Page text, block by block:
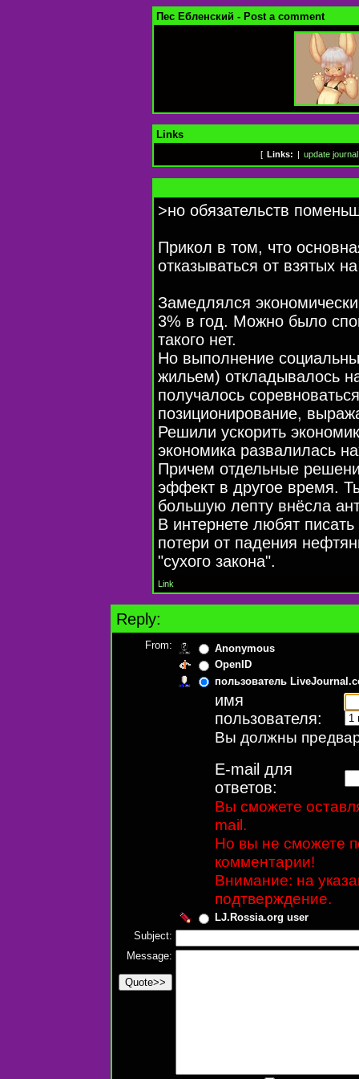
Пес Ебленский - Post a comment
Links
[ Links: update journal
>но обязательств
Прикол в том, что
отказываться от взятых
Замедлялся
3% в год. Можно было
такого нет.
Но выполнение
жильем) откладывалось
получалось
позиционирование,
Решили ускорить
экономика развалилась
Причем отдельные
эффект в другое время.
большую лепту внёсла
В интернете любят
потери от падения
"сухого закона".
Link
Reply:
From:
Anonymous
OpenID
пользователь
имя
пользователя:
Вы должны
E-mail для
ответов:
Вы сможете
mail.
Но вы не сможете
комментарии!
Внимание: на
подтверждение.
LJ.Rossia.org user
Subject:
Message: